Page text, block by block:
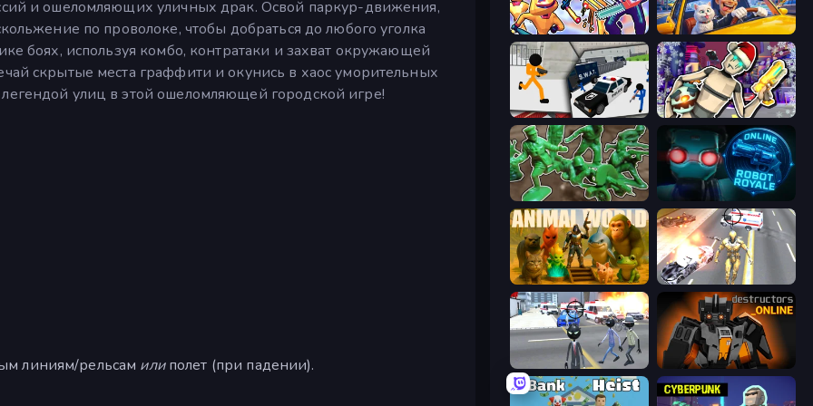
и ошеломляющих уличных драк. Освой паркур-движения,
по проволоке, чтобы добраться до любого уголка
боях, используя комбо, контратаки и захват окружающей
скрытые места граффити и окунись в хаос уморительных
улиц в этой ошеломляющей городской игре!
линиям/рельсам илиполет (при падении).
Halloween Chainsaw Massacre I Am Taxi Prankster Sim
Stickman Prison: Counter Assault Cyberpunk: Corporation
Soldiers - Capture and Control! Online Robot Royale
Animal World
Amazing Crime Strange Stickman Destructors Online